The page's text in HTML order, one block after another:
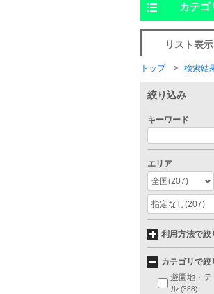
カテゴ
リスト表示
トップ 検索結
絞り込み
キーワード
エリア
全国(207)
指定なし(207)
利用方法で絞
カテゴリで絞
遊園地・テ
ル (388)